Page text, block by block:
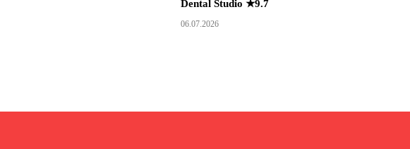
Dental Studio ★9.7
06.07.2026